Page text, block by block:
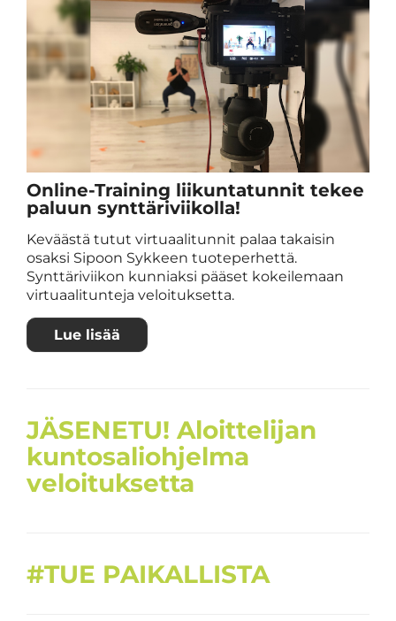
Online-Training liikuntatunnit tekee
paluun synttäriviikolla!
Keväästä tutut virtuaalitunnit palaa takaisin
osaksi Sipoon Sykkeen tuoteperhettä.
Synttäriviikon kunniaksi pääset kokeilemaan
virtuaalitunteja veloituksetta.
Lue lisää
JÄSENETU! Aloittelijan
kuntosaliohjelma
veloituksetta
#TUE PAIKALLISTA